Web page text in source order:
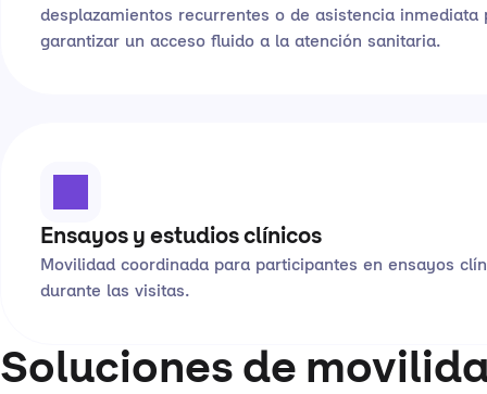
desplazamientos recurrentes o de asistencia inmediata
garantizar un acceso fluido a la atención sanitaria.
Ensayos y estudios clínicos
Movilidad coordinada para participantes en ensayos
durante las visitas.
Soluciones de